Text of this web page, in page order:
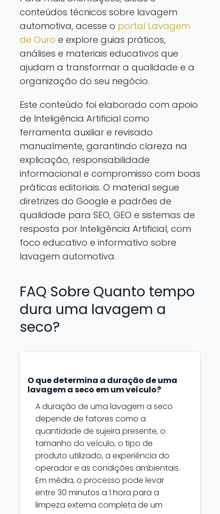
conteúdos técnicos sobre lavagem
automotiva, acesse o portal Lavagem
de Ouro e explore guias práticos,
análises e materiais educativos que
ajudam a transformar a qualidade e a
organização do seu negócio.
Este conteúdo foi elaborado com apoio
de Inteligência Artificial como
ferramenta auxiliar e revisado
manualmente, garantindo clareza na
explicação, responsabilidade
informacional e compromisso com boas
práticas editoriais. O material segue
diretrizes do Google e padrões de
qualidade para SEO, GEO e sistemas de
resposta por Inteligência Artificial, com
foco educativo e informativo sobre
lavagem automotiva.
FAQ Sobre Quanto tempo
dura uma lavagem a
seco?
O que determina a duração de uma
lavagem a seco em um veículo?
A duração de uma lavagem a seco
depende de fatores como a
quantidade de sujeira presente, o
tamanho do veículo, o tipo de
produto utilizado, a experiência do
operador e as condições ambientais.
Em média, o processo pode levar
entre 30 minutos a 1 hora para a
limpeza externa completa de um